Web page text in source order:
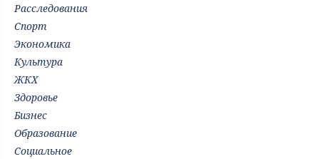
Расследования
Спорт
Экономика
Культура
ЖКХ
Здоровье
Бизнес
Образование
Социальное